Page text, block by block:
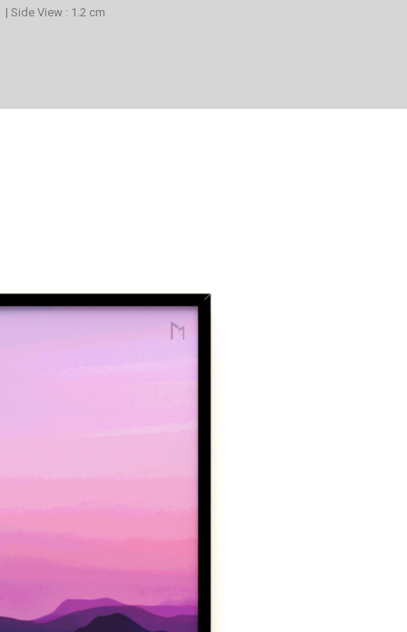
| Side View : 1.2 cm